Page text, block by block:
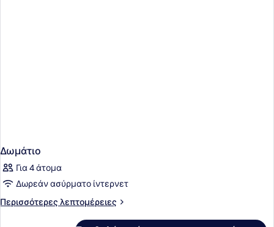
Δωμάτιο
Για 4 άτομα
Δωρεάν ασύρματο ίντερνετ
Περισσότερες λεπτομέρειες
Περισσότερες